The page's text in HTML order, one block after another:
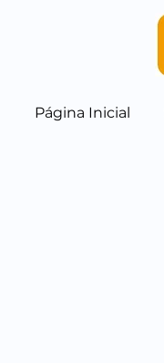
Página Inicial